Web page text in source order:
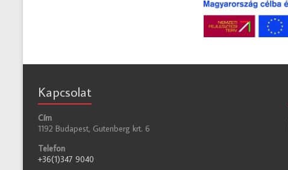
Kapcsolat
Cím
1192 Budapest, Gutenberg krt. 6
Telefon
+36(1)347 9040